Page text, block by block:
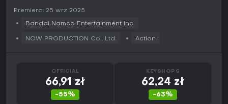
Premiera: 25 wrz 2025
Bandai Namco Entertainment Inc.
NOW PRODUCTION Co., Ltd. Action
OFFICIAL
66,91 zł
-55%
KEYSHOPS
62,24 zł
-63%